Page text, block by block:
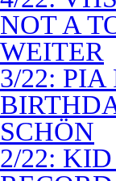
NOT A
WEITER
3/22:
SCHÖN
2/22: